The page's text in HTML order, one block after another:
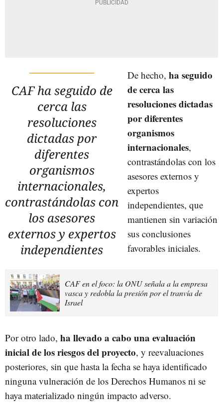
CAF ha seguido de
cerca las
resoluciones
dictadas por
diferentes
organismos
internacionales,
contrastándolas con
los asesores
externos y expertos
independientes
De hecho, ha seguido
de cerca las
resoluciones dictadas
por diferentes
organismos
internacionales,
contrastándolas con los
asesores externos y
expertos
independientes, que
mantienen sin variación
sus conclusiones
favorables iniciales.
CAF en el foco: la ONU señala a la empresa
vasca y redobla la presión por el tranvía de
Israel
Por otro lado, ha llevado a cabo una evaluación
inicial de los riesgos del proyecto, y reevaluaciones
posteriores, sin que hasta la fecha se haya identificado
ninguna vulneración de los Derechos Humanos ni se
haya materializado ningún impacto adverso.